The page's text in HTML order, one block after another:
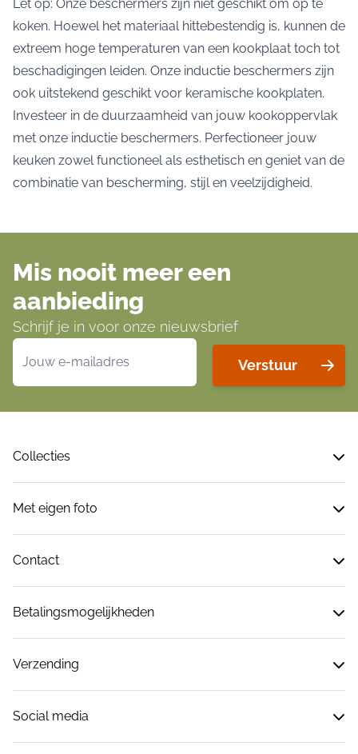
Let op: Onze beschermers zijn niet geschikt om op te
koken. Hoewel het materiaal hittebestendig is, kunnen de
extreem hoge temperaturen van een kookplaat toch tot
beschadigingen leiden. Onze inductie beschermers zijn
ook uitstekend geschikt voor keramische kookplaten.
Investeer in de duurzaamheid van jouw kookoppervlak
met onze inductie beschermers. Perfectioneer jouw
keuken zowel functioneel als esthetisch en geniet van de
combinatie van bescherming, stijl en veelzijdigheid.
Mis nooit meer een
aanbieding
Schrijf je in voor onze nieuwsbrief
E-mailadres
Verstuur
Collecties
Met eigen foto
Contact
Betalingsmogelijkheden
Verzending
Social media